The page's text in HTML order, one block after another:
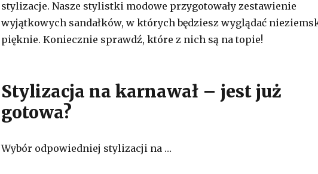
stylizacje. Nasze stylistki modowe przygotowały zestawienie
wyjątkowych sandałków, w których będziesz wyglądać
pięknie. Koniecznie sprawdź, które z nich są na topie!
Stylizacja na karnawał – jest już
gotowa?
Wybór odpowiedniej stylizacji na …